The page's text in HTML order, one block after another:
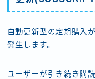
自動更新型の定期購入
発生します。
ユーザーが引き続き購